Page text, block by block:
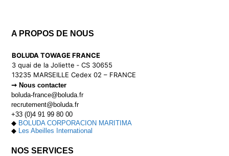
A PROPOS DE NOUS
BOLUDA TOWAGE FRANCE
3 quai de la Joliette ‑ CS 30655
13235 MARSEILLE Cedex 02 – FRANCE
➞ Nous contacter
boluda-france@boluda.fr
recrutement@boluda.fr
+33 (0)4 91 99 80 00
◆ BOLUDA CORPORACION MARITIMA
◆
Les Abeilles International
NOS SERVICES